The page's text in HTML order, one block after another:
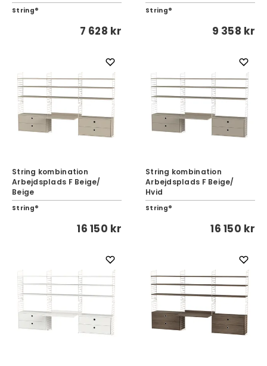
String®
7 628 kr
String®
9 358 kr
String kombination
Arbejdsplads F Beige/
Beige
String®
16 150 kr
String kombination
Arbejdsplads F Beige/
Hvid
String®
16 150 kr